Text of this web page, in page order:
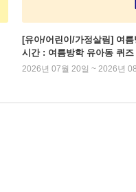
[유아/어린이/가정살림] 여
시간 : 여름방학 유아동 퀴즈
2026년 07월 20일 ~ 2026년